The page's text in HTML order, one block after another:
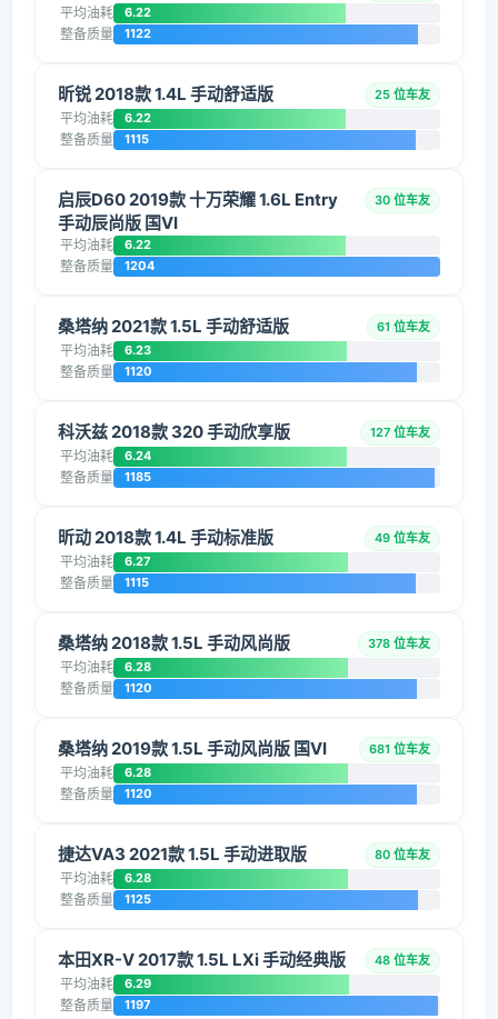
平均油耗 6.22
整备质量 1122
昕锐 2018款 1.4L 手动舒适版 25 位车友
平均油耗 6.22
整备质量 1115
启辰D60 2019款 十万荣耀 1.6L Entry
手动辰尚版 国VI
30 位车友
平均油耗 6.22
整备质量 1204
桑塔纳 2021款 1.5L 手动舒适版 61 位车友
平均油耗 6.23
整备质量 1120
科沃兹 2018款 320 手动欣享版 127 位车友
平均油耗 6.24
整备质量 1185
昕动 2018款 1.4L 手动标准版 49 位车友
平均油耗 6.27
整备质量 1115
桑塔纳 2018款 1.5L 手动风尚版 378 位车友
平均油耗 6.28
整备质量 1120
桑塔纳 2019款 1.5L 手动风尚版 国VI 681 位车友
平均油耗 6.28
整备质量 1120
捷达VA3 2021款 1.5L 手动进取版 80 位车友
平均油耗 6.28
整备质量 1125
本田XR-V 2017款 1.5L LXi 手动经典版 48 位车友
平均油耗 6.29
整备质量 1197